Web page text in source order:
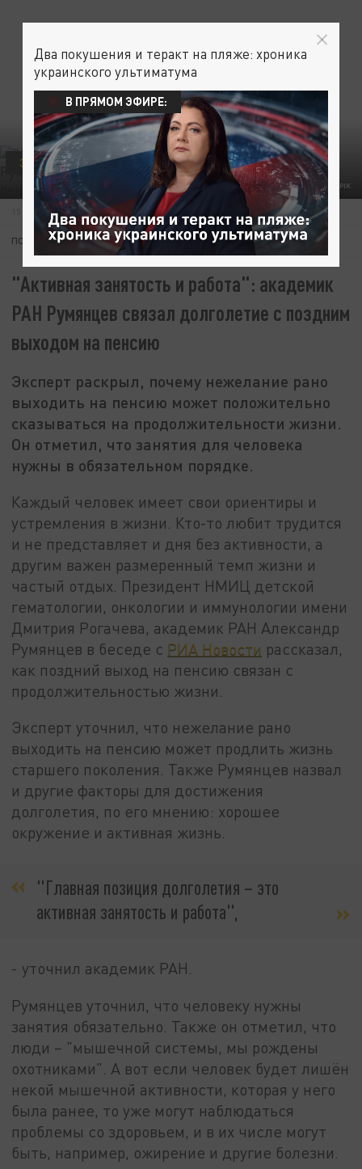
ФОТО: FREEPIK
ЗДОРОВЬЕ
15 МАЯ 09:09
ПОДПИШИТЕСЬ:
"Активная занятость и работа": академик
РАН Румянцев связал долголетие с поздним
выходом на пенсию
Эксперт раскрыл, почему нежелание рано
выходить на пенсию может положительно
сказываться на продолжительности жизни.
Он отметил, что занятия для человека
нужны в обязательном порядке.
Каждый человек имеет свои ориентиры и
устремления в жизни. Кто-то любит трудится
и не представляет и дня без активности, а
другим важен размеренный темп жизни и
частый отдых. Президент НМИЦ детской
гематологии, онкологии и иммунологии имени
Дмитрия Рогачева, академик РАН Александр
Румянцев в беседе с РИА Новости рассказал,
как поздний выход на пенсию связан с
продолжительностью жизни.
Эксперт уточнил, что нежелание рано
выходить на пенсию может продлить жизнь
старшего поколения. Также Румянцев назвал
и другие факторы для достижения
долголетия, по его мнению: хорошее
окружение и активная жизнь.
"Главная позиция долголетия – это
активная занятость и работа",
- уточнил академик РАН.
Румянцев уточнил, что человеку нужны
занятия обязательно. Также он отметил, что
люди – "мышечной системы, мы рождены
охотниками". А вот если человек будет лишён
некой мышечной активности, которая у него
была ранее, то уже могут наблюдаться
проблемы со здоровьем, и в их числе могут
быть, например, ожирение и другие болезни.
Два покушения и теракт на пляже: хроника
украинского ультиматума
В ПРЯМОМ ЭФИРЕ: